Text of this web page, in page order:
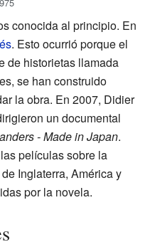
conocida al principio. En
. Esto ocurrió porque el
de historietas llamada
se han construido
la obra. En 2007, Didier
un documental
- Made in Japan.
películas sobre la
Inglaterra, América y
por la novela.